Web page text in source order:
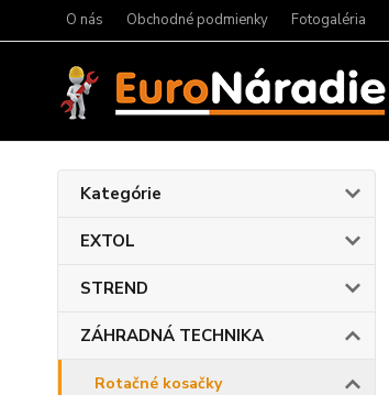
O nás Obchodné podmienky Fotogaléria
Kategórie
EXTOL
STREND
ZÁHRADNÁ TECHNIKA
Rotačné kosačky